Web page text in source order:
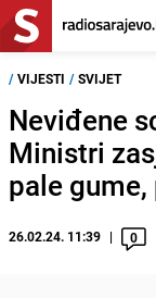
/ VIJESTI / SVIJET
Neviđene
Ministri
pale
26.02.24. 11:39 0